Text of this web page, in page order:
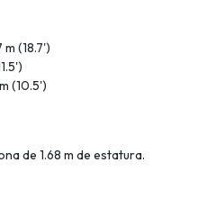
(18.7')
(10.5')
de 1.68 m de estatura.